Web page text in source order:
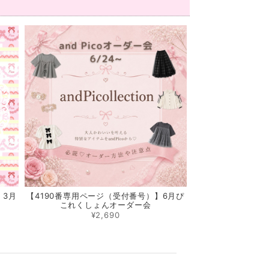
月
【4190番専用ページ（受付番号）】6月ぴ
これくしょんオーダー会
¥2,690